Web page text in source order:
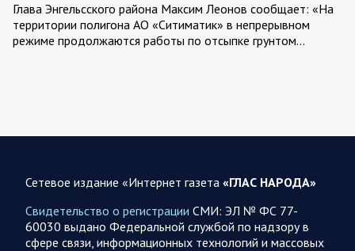
Глава Энгельсского района Максим Леонов сообщает: «На
территории полигона АО «Ситиматик» в непрерывном
режиме продолжаются работы по отсыпке грунтом…
представители группировок «Север», «Запад», «Центр»,
07.08.2026 12:29 Спецоперация
Сетевое издание «Интернет газета «ГЛАС НАРОДА»
Свидетельство о регистрации СМИ: ЭЛ № ФС 77-
60030 выдано Федеральной службой по надзору в
сфере связи, информационных технологий и массовых